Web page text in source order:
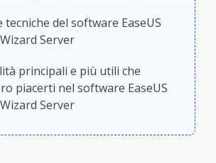
tecniche del software EaseUS
Server
principali e più utili che
piacerti nel software EaseUS
Server